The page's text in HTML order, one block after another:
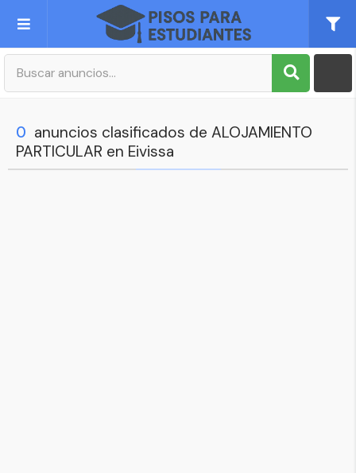
Publica tu Anuncio
Mi cuenta
0 anuncios clasificados de ALOJAMIENTO
PARTICULAR en Eivissa